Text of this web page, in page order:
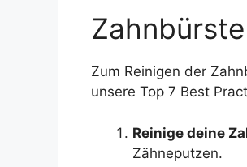
Zum Reinigen der
unsere Top 7 Best
Reinige deine
Zähneputzen.